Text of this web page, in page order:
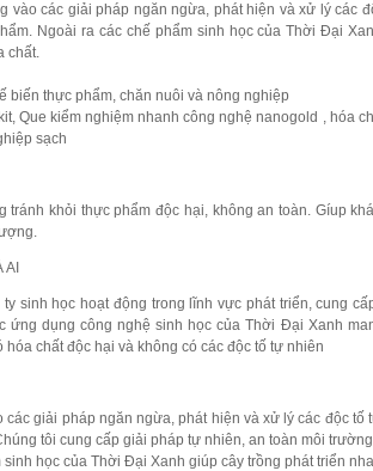
vào các giải pháp ngăn ngừa, phát hiện và xử lý các
Ngoài ra các chế phẩm sinh học của Thời Đại
chất.
biến thực phẩm, chăn nuôi và nông nghiệp
Que kiểm nghiệm nhanh công nghệ nanogold , hóa
sạch
tránh khỏi thực phẩm độc hại, không an toàn. Gíup
AI
sinh học hoạt động trong lĩnh vực phát triển, cung
ứng dụng công nghệ sinh học của Thời Đại Xanh
hóa chất độc hại và không có các độc tố tự nhiên
các giải pháp ngăn ngừa, phát hiện và xử lý các độc tố
tôi cung cấp giải pháp tự nhiên, an toàn môi
sinh học của Thời Đại Xanh giúp cây trồng phát triển